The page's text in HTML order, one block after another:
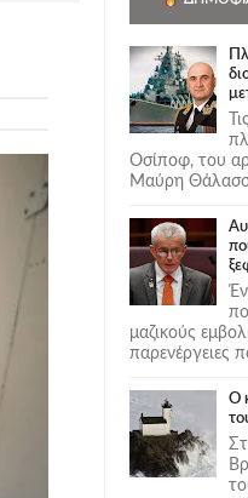
Οσίποφ, του
Μαύρη
μαζικούς
παρενέργειες
Ο